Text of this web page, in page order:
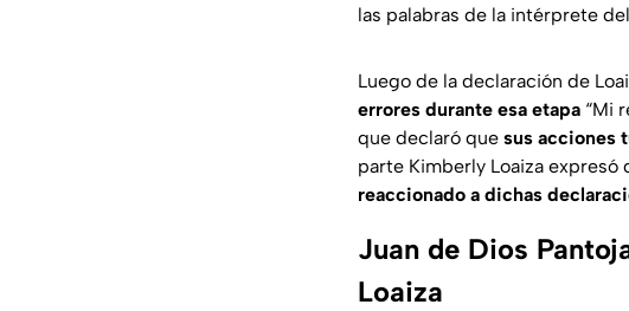
las palabras de la intérprete
Luego de la declaración de
errores durante esa etapa “Mi
que declaró que sus acciones
parte Kimberly Loaiza expresó
reaccionado a dichas
Juan de Dios
Loaiza